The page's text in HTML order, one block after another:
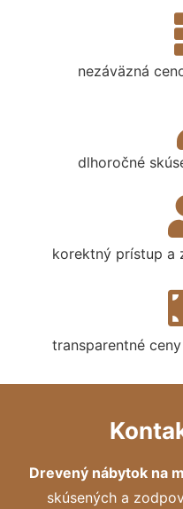
nezáväzná
dlhoročné
korektný prístup a
transparentné
Drevený nábytok na
skúsených a